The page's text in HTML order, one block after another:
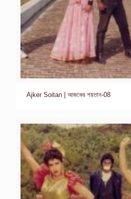
Ajker Soitan | আজকের শয়তান-08